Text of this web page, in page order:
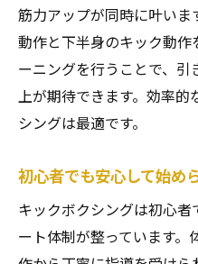
実
宮町で女性に支
教室
キックボクシン
女性専用時間が
初心者女性も安
ング
キックボクシン
筋力アップが同時に叶い
動作と下半身のキック動
ーニングを行うことで、
上が期待できます。効率的
シングは最適です。
初心者でも安心して始め
キックボクシングは初心
ート体制が整っています。